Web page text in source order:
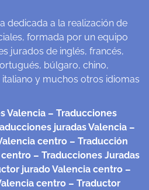
dedicada a la realización de
formada por un equipo
jurados de inglés, francés,
búlgaro, chino,
y muchos otros idiomas
Valencia – Traducciones
juradas Valencia –
centro – Traducción
centro – Traducciones Juradas
jurado Valencia centro –
centro – Traductor